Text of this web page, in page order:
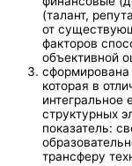
(талант,
от
факторов
объективной
сформирована
которая в
интегральное
структурных
показатель:
трансферу